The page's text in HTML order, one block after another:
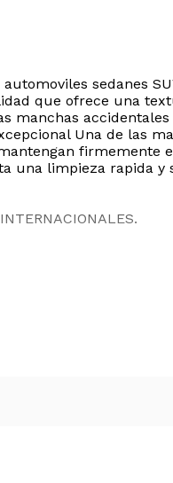
sedanes
que ofrece una
manchas accidentales
Una de las
firmemente
una limpieza rapida y